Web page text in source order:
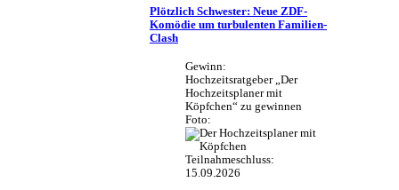
Plötzlich Schwester: Neue ZDF-
Komödie um turbulenten Familien-
Clash
Gewinn:
Hochzeitsratgeber „Der
Hochzeitsplaner mit
Köpfchen“ zu gewinnen
Foto:
Teilnahmeschluss:
15.09.2026